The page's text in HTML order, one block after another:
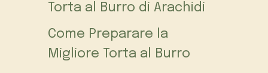
Torta al Burro di Arachidi
Come Preparare la
Migliore Torta al Burro